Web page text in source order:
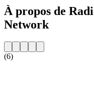
À propos de
Network
(6)